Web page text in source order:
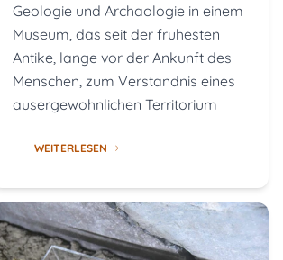
Geologie und Archaologie in einem
Museum, das seit der fruhesten
Antike, lange vor der Ankunft des
Menschen, zum Verstandnis eines
ausergewohnlichen Territorium
WEITERLESEN